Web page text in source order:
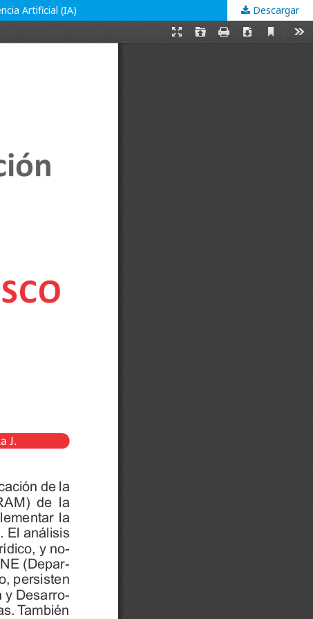
Artificial (IA) Descargar